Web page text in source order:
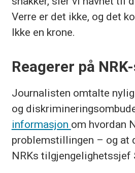
Verre er det ikke, og det
Ikke en krone.
Reagerer på
Journalisten omtalte
og
informasjon om hvordan
problemstillingen – og at
NRKs tilgjengelighetssjef